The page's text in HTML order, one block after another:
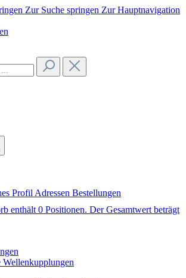
Zur Suche springen Zur Hauptnavigation
Profil Adressen Bestellungen
enthält 0 Positionen. Der Gesamtwert beträgt